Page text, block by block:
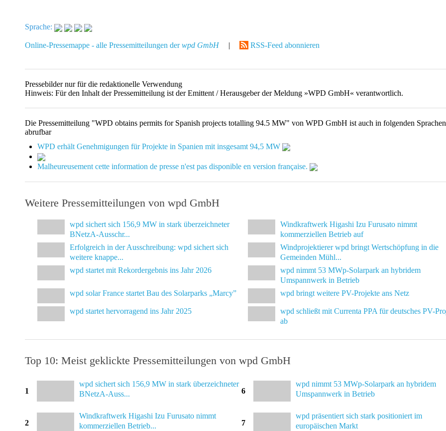
Sprache:
Online-Pressemappe - alle Pressemitteilungen derwpd GmbH | RSS-Feed abonnieren
Pressebilder nur für die redaktionelle Verwendung
Hinweis: Für den Inhalt der Pressemitteilung ist der Emittent / Herausgeber der Meldung »WPD GmbH« verantwortlich.
Die Pressemitteilung "WPD obtains permits for Spanish projects totalling 94.5 MW" von WPD GmbH ist auch in folgenden Sprachen
abrufbar
WPD erhält Genehmigungen für Projekte in Spanien mit insgesamt 94,5 MW
Malheureusement cette information de presse n'est pas disponible en version française.
Weitere Pressemitteilungen von wpd GmbH
wpd sichert sich 156,9 MW in stark überzeichneter
BNetzA-Ausschr...
Windkraftwerk Higashi Izu Furusato nimmt
kommerziellen Betrieb auf
Erfolgreich in der Ausschreibung: wpd sichert sich
weitere knappe...
Windprojektierer wpd bringt Wertschöpfung in die
Gemeinden Mühl...
wpd startet mit Rekordergebnis ins Jahr 2026
wpd nimmt 53 MWp-Solarpark an hybridem
Umspannwerk in Betrieb
wpd solar France startet Bau des Solarparks „Marcy”
wpd bringt weitere PV-Projekte ans Netz
wpd startet hervorragend ins Jahr 2025
wpd schließt mit Currenta PPA für deutsches PV-
ab
Top 10: Meist geklickte Pressemitteilungen von wpd GmbH
1
wpd sichert sich 156,9 MW in stark überzeichneter
BNetzA-Auss...
2
Windkraftwerk Higashi Izu Furusato nimmt
kommerziellen Betrieb...
6
wpd nimmt 53 MWp-Solarpark an hybridem
Umspannwerk in Betrieb
7
wpd präsentiert sich stark positioniert im
europäischen Markt